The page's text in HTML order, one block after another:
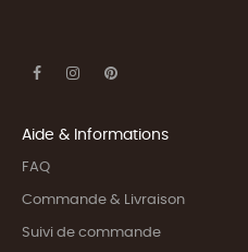
Aide & Informations
FAQ
Commande & Livraison
Suivi de commande